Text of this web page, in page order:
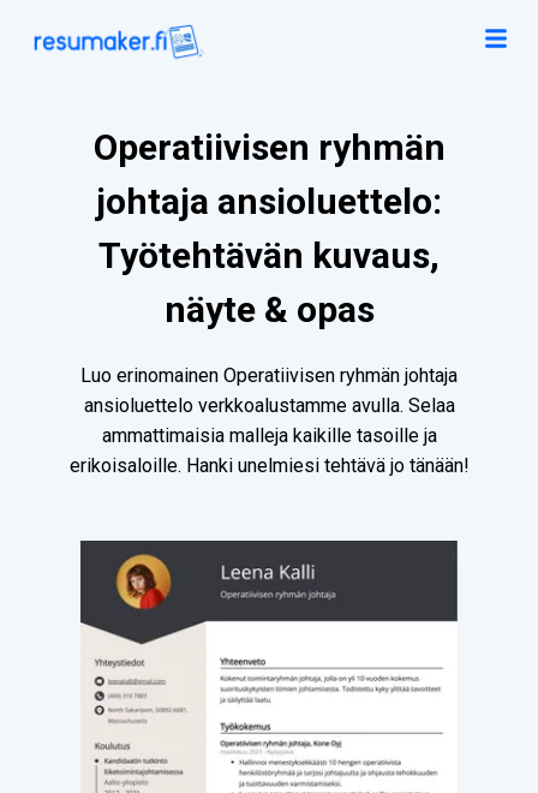
Operatiivisen ryhmän
johtaja ansioluettelo:
Työtehtävän kuvaus,
näyte & opas
Luo erinomainen Operatiivisen ryhmän johtaja
ansioluettelo verkkoalustamme avulla. Selaa
ammattimaisia malleja kaikille tasoille ja
erikoisaloille. Hanki unelmiesi tehtävä jo tänään!